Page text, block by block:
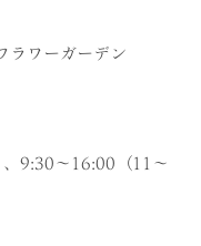
ラワーガーデン
9:30～16:00（11～